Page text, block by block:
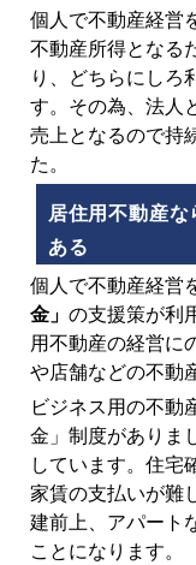
個人で不動産経営
不動産所得となる
り、どちらにしろ
す。その為、法人
売上となるので持
た。
居住用不動産
ある
個人で不動産経営
金」 の支援策が利
用不動産の経営に
や店舗などの不動
ビジネス用の不動
金」制度がありま
しています。住宅
家賃の支払いが難
建前上、アパート
ことになります。